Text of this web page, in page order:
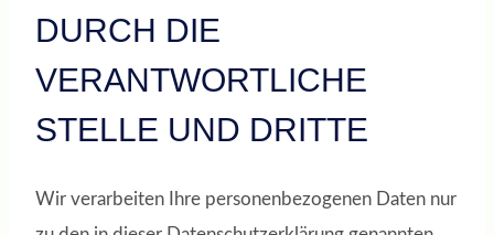
DURCH DIE
VERANTWORTLICHE
STELLE UND DRITTE
Wir verarbeiten Ihre personenbezogenen Daten nur